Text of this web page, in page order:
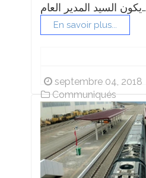
يكون السيد المدير العام…
En savoir plus...
septembre 04, 2018
Communiqués